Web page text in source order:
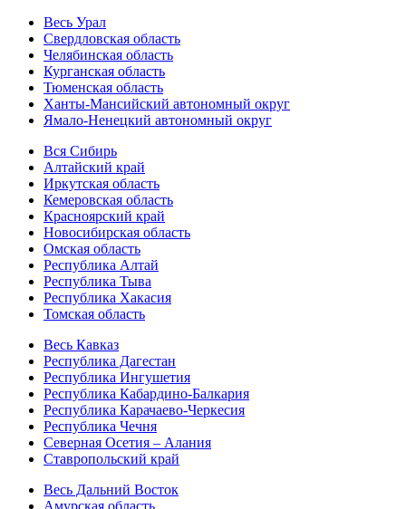
Весь Урал
Свердловская область
Челябинская область
Курганская область
Тюменская область
Ханты-Мансийский автономный округ
Ямало-Ненецкий автономный округ
Вся Сибирь
Алтайский край
Иркутская область
Кемеровская область
Красноярский край
Новосибирская область
Омская область
Республика Алтай
Республика Тыва
Республика Хакасия
Томская область
Весь Кавказ
Республика Дагестан
Республика Ингушетия
Республика Кабардино-Балкария
Республика Карачаево-Черкесия
Республика Чечня
Северная Осетия – Алания
Ставропольский край
Весь Дальний Восток
Амурская область